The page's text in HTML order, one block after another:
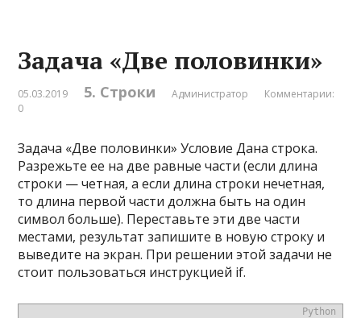
Задача «Две половинки»
05.03.2019 5. Строки Администратор
Комментарии:
0
Задача «Две половинки» Условие Дана строка.
Разрежьте ее на две равные части (если длина
строки — четная, а если длина строки нечетная,
то длина первой части должна быть на один
символ больше). Переставьте эти две части
местами, результат запишите в новую строку и
выведите на экран. При решении этой задачи не
стоит пользоваться инструкцией if.
Python